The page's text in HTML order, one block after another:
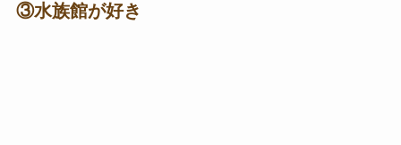
③水族館が好き